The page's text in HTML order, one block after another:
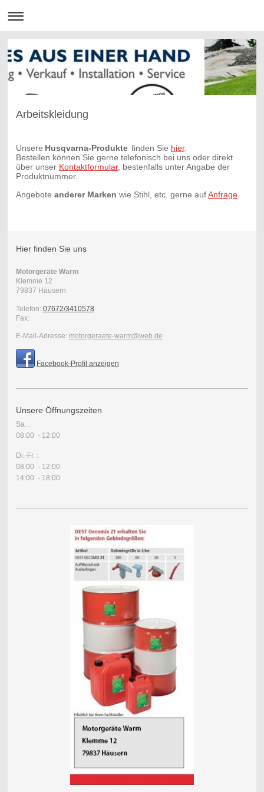
Arbeitskleidung
Unsere Husqvarna-Produkte finden Sie hier.
Bestellen können Sie gerne telefonisch bei uns oder direkt
über unser Kontaktformular, bestenfalls unter Angabe der
Produktnummer.
Angebote anderer Marken wie Stihl, etc. gerne aufAnfrage.
Hier finden Sie uns
Motorgeräte Warm
Klemme 12
79837 Häusern
Telefon: 07672/3410578
Fax:
E-Mail-Adresse: motorgeraete-warm@web.de
Facebook-Profil anzeigen
Unsere Öffnungszeiten
Sa. :
08:00 - 12:00
Di.-Fr. :
08:00 - 12:00
14:00 - 18:00